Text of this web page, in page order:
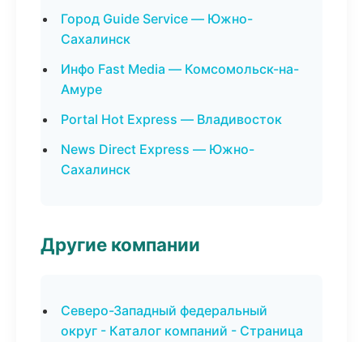
Город Guide Service — Южно-
Сахалинск
Инфо Fast Media — Комсомольск-на-
Амуре
Portal Hot Express — Владивосток
News Direct Express — Южно-
Сахалинск
Другие компании
Северо-Западный федеральный
округ - Каталог компаний - Страница